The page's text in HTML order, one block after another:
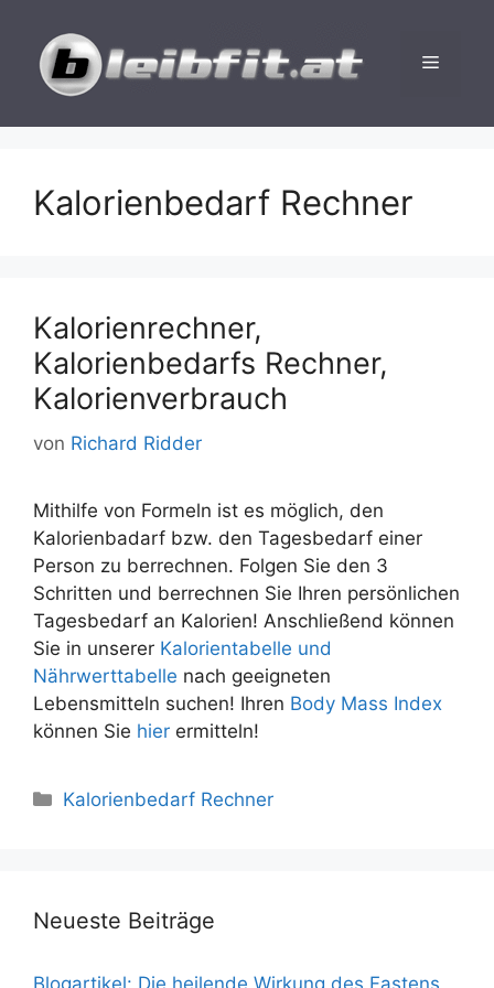
Inhalt
springen
Menü
Kalorienbedarf Rechner
Kalorienrechner,
Kalorienbedarfs Rechner,
Kalorienverbrauch
von Richard Ridder
Mithilfe von Formeln ist es möglich, den
Kalorienbadarf bzw. den Tagesbedarf einer
Person zu berrechnen. Folgen Sie den 3
Schritten und berrechnen Sie Ihren persönlichen
Tagesbedarf an Kalorien! Anschließend können
Sie in unserer Kalorientabelle und
Nährwerttabelle nach geeigneten
Lebensmitteln suchen! Ihren Body Mass Index
können Sie hier ermitteln!
Kategorien
Kalorienbedarf Rechner
Neueste Beiträge
Blogartikel: Die heilende Wirkung des Fastens